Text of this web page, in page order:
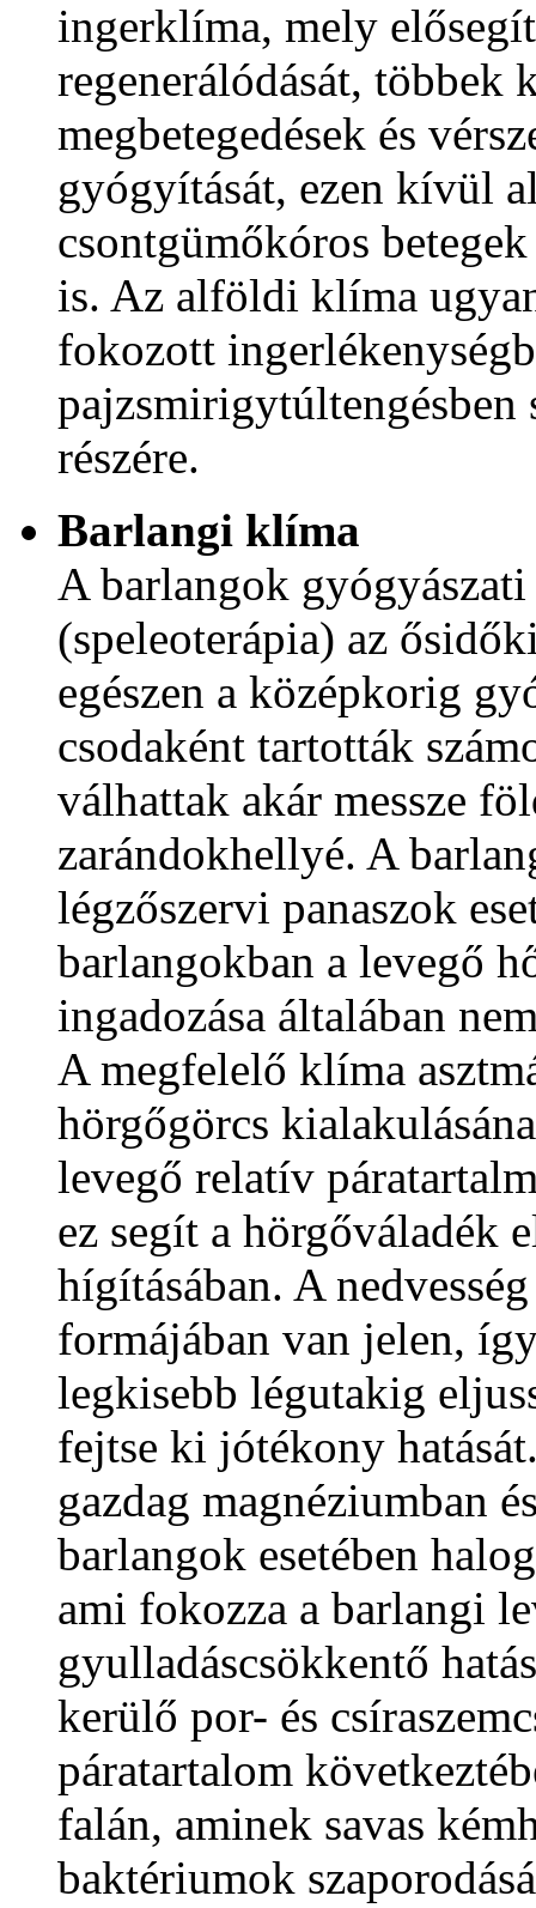
ingerklíma, mely
regenerálódását, többek
megbetegedések és
gyógyítását, ezen kívül
csontgümőkóros
is. Az alföldi klíma
fokozott
pajzsmirigytúltengésben
részére.
Barlangi klíma
A barlangok gyógyászati
(speleoterápia) az
egészen a középkorig
csodaként tartották
válhattak akár messze
zarándokhellyé. A
légzőszervi panaszok
barlangokban a levegő
ingadozása általában
A megfelelő klíma
hörgőgörcs
levegő relatív
ez segít a hörgőváladék
hígításában. A
formájában van jelen,
legkisebb légutakig
fejtse ki jótékony
gazdag magnéziumban
barlangok esetében
ami fokozza a barlangi
gyulladáscsökkentő
kerülő por- és
páratartalom
falán, aminek savas
baktériumok